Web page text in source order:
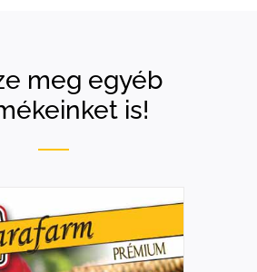
meg egyéb
is!